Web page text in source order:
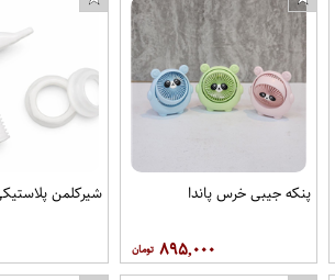
پنکه جیبی خرس پاندا
۸۹۵,۰۰۰
شیرکلمن